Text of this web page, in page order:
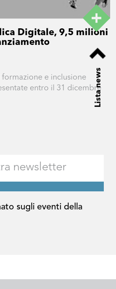
Digitale, 9,5 milioni
e inclusione
entro il 31 dicembre
Lista news
sugli eventi della